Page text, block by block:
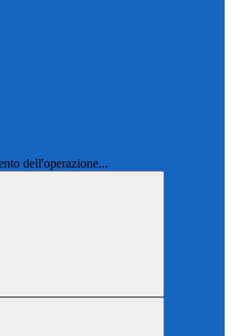
dell'operazione...